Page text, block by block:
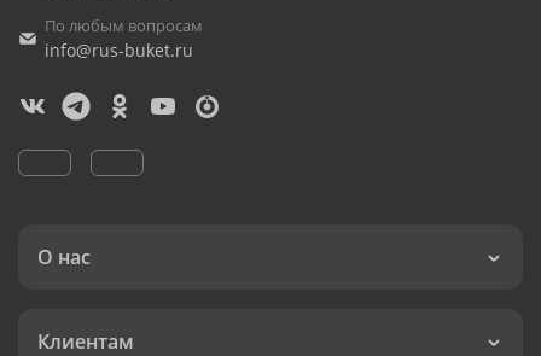
По любым вопросам
info@rus-buket.ru
О нас
Клиентам